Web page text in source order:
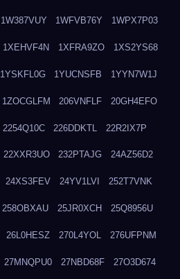
1W387VUY 1WFVB76Y 1WPX7P03
1XEHVF4N 1XFRA9ZO 1XS2YS68
1YSKFL0G 1YUCNSFB 1YYN7W1J
1ZOCGLFM 206VNFLF 20GH4EFO
2254Q10C 226DDKTL 22R2IX7P
22XXR3UO 232PTAJG 24AZ56D2
24XS3FEV 24YV1LVI 252T7VNK
258OBXAU 25JR0XCH 25Q8956U
26L0HESZ 270L4YOL 276UFPNM
27MNQPU0 27NBD68F 27O3D674